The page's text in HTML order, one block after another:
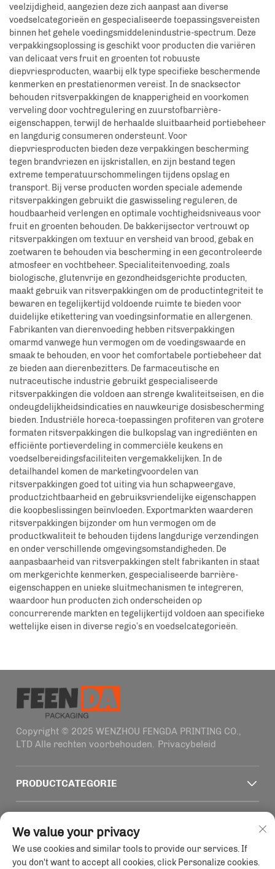
veelzijdigheid, aangezien deze zich aanpast aan diverse
voedselcategorieën en gespecialiseerde toepassingsvereisten
binnen het gehele voedingsmiddelenindustrie-spectrum. Deze
verpakkingsoplossing is geschikt voor producten die variëren
van delicaat vers fruit en groenten tot robuuste
diepvriesproducten, waarbij elk type specifieke beschermende
kenmerken en prestatienormen vereist. In de snacksector
behouden ritsverpakkingen de knapperigheid en voorkomen
verveling door vochtregulering en zuurstofbarrière-
eigenschappen, terwijl de herhaalde sluitbaarheid portiebeheer
en langdurig consumeren ondersteunt. Voor
diepvriesproducten bieden deze verpakkingen bescherming
tegen brandvriezen en ijskristallen, en zijn bestand tegen
extreme temperatuurschommelingen tijdens opslag en
transport. Bij verse producten worden speciale ademende
ritsverpakkingen gebruikt die gaswisseling reguleren, de
houdbaarheid verlengen en optimale vochtigheidsniveaus voor
fruit en groenten behouden. De bakkerijsector vertrouwt op
ritsverpakkingen om textuur en versheid van brood, gebak en
zoetwaren te behouden via bescherming in een gecontroleerde
atmosfeer en vochtbeheer. Specialiteitenvoeding, zoals
biologische, glutenvrije en gezondheidsgerichte producten,
maakt gebruik van ritsverpakkingen om de productintegriteit te
bewaren en tegelijkertijd voldoende ruimte te bieden voor
duidelijke etikettering van voedingsinformatie en allergenen.
Fabrikanten van dierenvoeding hebben ritsverpakkingen
omarmd vanwege hun vermogen om de voedingswaarde en
smaak te behouden, en voor het comfortabele portiebeheer dat
ze bieden aan dierenbezitters. De farmaceutische en
nutraceutische industrie gebruikt gespecialiseerde
ritsverpakkingen die voldoen aan strenge kwaliteitseisen, en die
ondeugdelijkheidsindicaties en nauwkeurige dosisbescherming
bieden. Industriële horeca-toepassingen profiteren van grotere
formaten ritsverpakkingen die bulkopslag van ingrediënten en
efficiënte portieverdeling in commerciële keukens en
voedselbereidingsfaciliteiten vergemakkelijken. In de
detailhandel komen de marketingvoordelen van
ritsverpakkingen goed tot uiting via hun schapweergave,
productzichtbaarheid en gebruiksvriendelijke eigenschappen
die koopbeslissingen beïnvloeden. Exportmarkten waarderen
ritsverpakkingen bijzonder om hun vermogen om de
productkwaliteit te behouden tijdens langdurige verzendingen
en onder verschillende omgevingsomstandigheden. De
aanpasbaarheid van ritsverpakkingen stelt fabrikanten in staat
om merkgerichte kenmerken, gespecialiseerde barrière-
eigenschappen en unieke sluitmechanismen te integreren,
waardoor hun producten zich onderscheiden op
concurrerende markten en tegelijkertijd voldoen aan specifieke
wettelijke eisen in diverse regio’s en voedselcategorieën.
Copyright © 2025 WENZHOU FENGDA PRINTING CO.,
LTD Alle rechten voorbehouden.
Privacybeleid
PRODUCTCATEGORIE
CONTACTINFORMATIE
We value your privacy
We use cookies and similar tools to provide our services. If
you don't want to accept all cookies, click Personalize cookies.